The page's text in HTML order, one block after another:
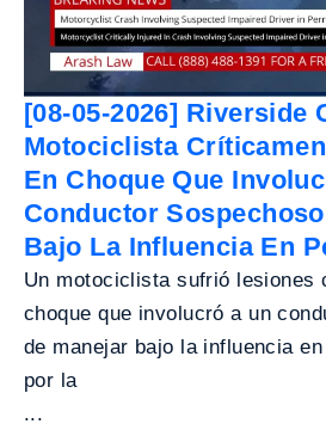
[08-05-2026] Riverside
Motociclista
En Choque Que
Conductor
Bajo La Influencia En
Un motociclista sufrió lesiones
choque que involucró a un
de manejar bajo la influencia
por la
...